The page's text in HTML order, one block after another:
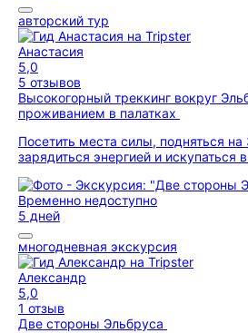
авторский тур
Анастасия
5,0
5 отзывов
Высокогорный треккинг вокруг
проживанием в палатках
Посетить места силы, подняться
зарядиться энергией и искупаться
Временно недоступно
5 дней
многодневная экскурсия
Александр
5,0
1 отзыв
Две стороны Эльбруса